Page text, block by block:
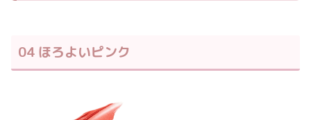
04 ほろよいピンク